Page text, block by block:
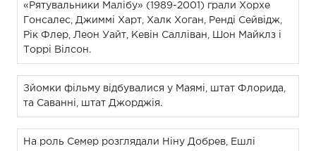
«Рятувальники Малібу» (1989-2001) грали Хорхе
Гонсалес, Джиммі Харт, Халк Хоган, Ренді Сейвідж,
Рік Флер, Леон Уайт, Кевін Салліван, Шон Майклз і
Торрі Вілсон.
Зйомки фільму відбувалися у Маямі, штат Флорида,
та Саванні, штат Джорджія.
На роль Семер розглядали Ніну Добрев, Ешлі